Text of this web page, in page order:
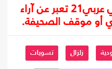
المقالات المنشورة في عربي21 تعبر عن آراء
أو موقف الصحيفة.
زلزال تسويات